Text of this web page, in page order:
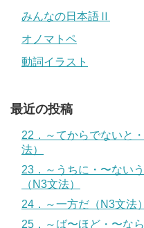
みんなの日本語Ⅱ
オノマトペ
動詞イラスト
最近の投稿
22．～てからでないと
法）
23．～うちに・〜ない
（N3文法）
24．～一方だ（N3文法）
25．～ば〜ほど・〜な